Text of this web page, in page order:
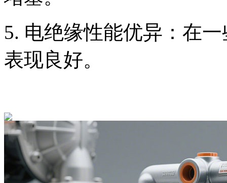
5. 电绝缘性能优异：在
表现良好。